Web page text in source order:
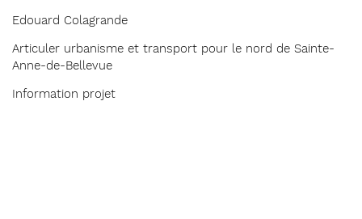
Edouard Colagrande
Articuler urbanisme et transport pour le nord de Sainte-
Anne-de-Bellevue
Information projet